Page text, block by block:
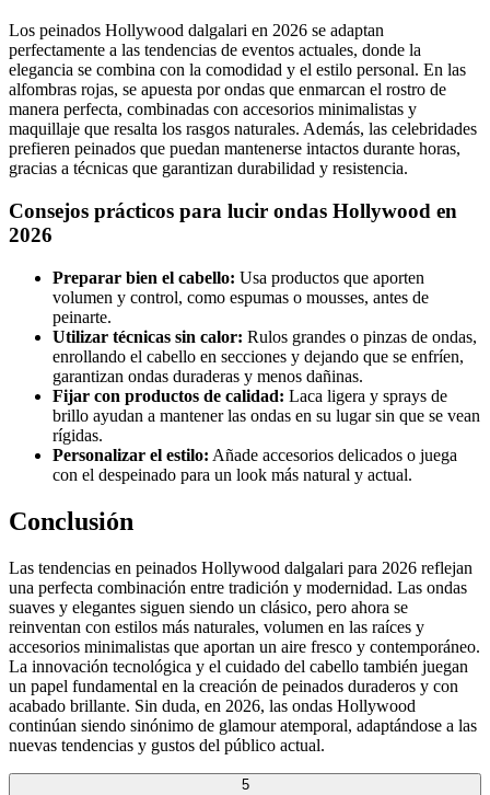
Los peinados Hollywood dalgalari en 2026 se adaptan
perfectamente a las tendencias de eventos actuales, donde la
elegancia se combina con la comodidad y el estilo personal. En las
alfombras rojas, se apuesta por ondas que enmarcan el rostro de
manera perfecta, combinadas con accesorios minimalistas y
maquillaje que resalta los rasgos naturales. Además, las celebridades
prefieren peinados que puedan mantenerse intactos durante horas,
gracias a técnicas que garantizan durabilidad y resistencia.
Consejos prácticos para lucir ondas Hollywood en
2026
Preparar bien el cabello: Usa productos que aporten
volumen y control, como espumas o mousses, antes de
peinarte.
Utilizar técnicas sin calor: Rulos grandes o pinzas de ondas,
enrollando el cabello en secciones y dejando que se enfríen,
garantizan ondas duraderas y menos dañinas.
Fijar con productos de calidad: Laca ligera y sprays de
brillo ayudan a mantener las ondas en su lugar sin que se vean
rígidas.
Personalizar el estilo: Añade accesorios delicados o juega
con el despeinado para un look más natural y actual.
Conclusión
Las tendencias en peinados Hollywood dalgalari para 2026 reflejan
una perfecta combinación entre tradición y modernidad. Las ondas
suaves y elegantes siguen siendo un clásico, pero ahora se
reinventan con estilos más naturales, volumen en las raíces y
accesorios minimalistas que aportan un aire fresco y contemporáneo.
La innovación tecnológica y el cuidado del cabello también juegan
un papel fundamental en la creación de peinados duraderos y con
acabado brillante. Sin duda, en 2026, las ondas Hollywood
continúan siendo sinónimo de glamour atemporal, adaptándose a las
nuevas tendencias y gustos del público actual.
5